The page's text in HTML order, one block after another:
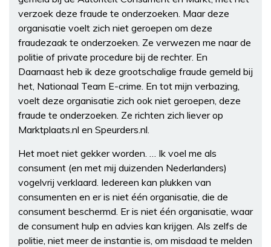
verzoek deze fraude te onderzoeken. Maar deze
organisatie voelt zich niet geroepen om deze
fraudezaak te onderzoeken. Ze verwezen me naar de
politie of private procedure bij de rechter. En
Daarnaast heb ik deze grootschalige fraude gemeld bij
het, Nationaal Team E-crime. En tot mijn verbazing,
voelt deze organisatie zich ook niet geroepen, deze
fraude te onderzoeken. Ze richten zich liever op
Marktplaats.nl en Speurders.nl.
Het moet niet gekker worden. … Ik voel me als
consument (en met mij duizenden Nederlanders)
vogelvrij verklaard. Iedereen kan plukken van
consumenten en er is niet één organisatie, die de
consument beschermd. Er is niet één organisatie, waar
de consument hulp en advies kan krijgen. Als zelfs de
politie, niet meer de instantie is, om misdaad te melden